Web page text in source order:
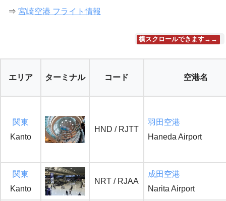
⇒ 宮崎空港 フライト情報
横スクロールできます→→
エリア ターミナル コード 空港名
関東
Kanto
HND / RJTT
羽田空港
Haneda Airport
関東
Kanto
NRT / RJAA
成田空港
Narita Airport